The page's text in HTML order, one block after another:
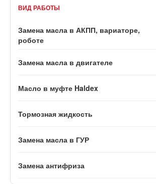
ВИД РАБОТЫ
Замена масла в АКПП, вариаторе,
роботе
Замена масла в двигателе
Масло в муфте Haldex
Тормозная жидкость
Замена масла в ГУР
Замена антифриза